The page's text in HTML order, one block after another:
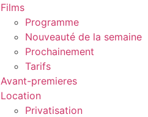
Films
Programme
Nouveauté de la semaine
Prochainement
Tarifs
Avant-premieres
Location
Privatisation